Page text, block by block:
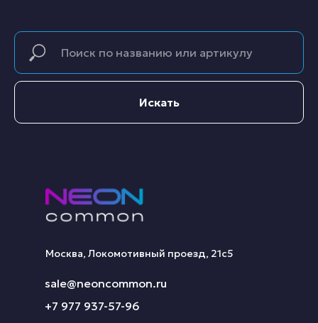
Искать
+7 977 937-57-96
Москва, Локомотивный проезд, 21с5
sale@neoncommon.ru